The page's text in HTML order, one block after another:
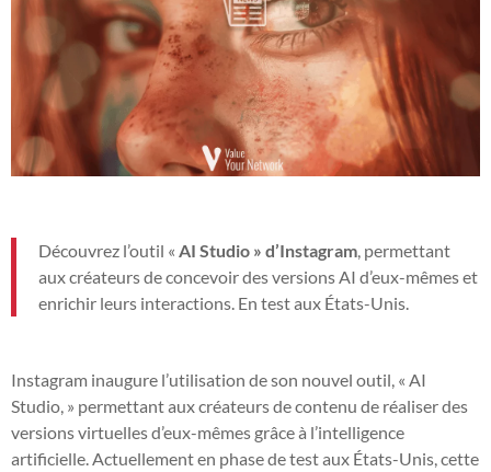
Découvrez l’outil « AI Studio » d’Instagram , permettant
aux créateurs de concevoir des versions AI d’eux-mêmes et
enrichir leurs interactions. En test aux États-Unis.
Instagram inaugure l’utilisation de son nouvel outil, « AI
Studio, » permettant aux créateurs de contenu de réaliser des
versions virtuelles d’eux-mêmes grâce à l’intelligence
artificielle. Actuellement en phase de test aux États-Unis, cette